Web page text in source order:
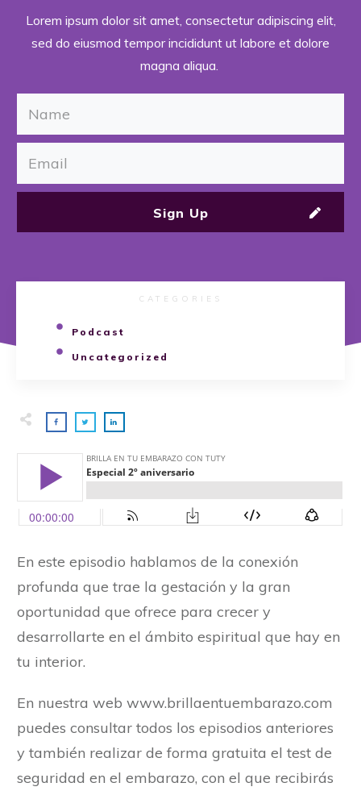
Lorem ipsum dolor sit amet, consectetur adipiscing elit,
sed do eiusmod tempor incididunt ut labore et dolore
magna aliqua.
Sign Up
CATEGORIES
Podcast
Uncategorized
En este episodio hablamos de la conexión
profunda que trae la gestación y la gran
oportunidad que ofrece para crecer y
desarrollarte en el ámbito espiritual que hay en
tu interior.
En nuestra web www.brillaentuembarazo.com
puedes consultar todos los episodios anteriores
y también realizar de forma gratuita el test de
seguridad en el embarazo, con el que recibirás